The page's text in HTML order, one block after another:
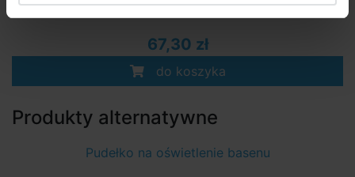
we czwartek u was
67,30 zł
do koszyka
Produkty alternatywne
Pudełko na oświetlenie basenu